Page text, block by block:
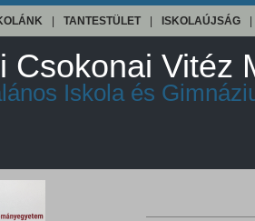
TANTESTÜLET ISKOLAÚJSÁG
Csokonai Vitéz
Iskola és